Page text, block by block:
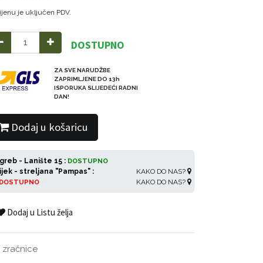
je uključen PDV.
DOSTUPNO
ZA SVE NARUDŽBE
ZAPRIMLJENE DO 13h
ISPORUKA SLIJEDEĆI RADNI
DAN!
Dodaj u košaricu
- Lanište 15 : DOSTUPNO
KAKO DO NAS?
- streljana "Pampas" :
KAKO DO NAS?
Dodaj u Listu želja
zračnice